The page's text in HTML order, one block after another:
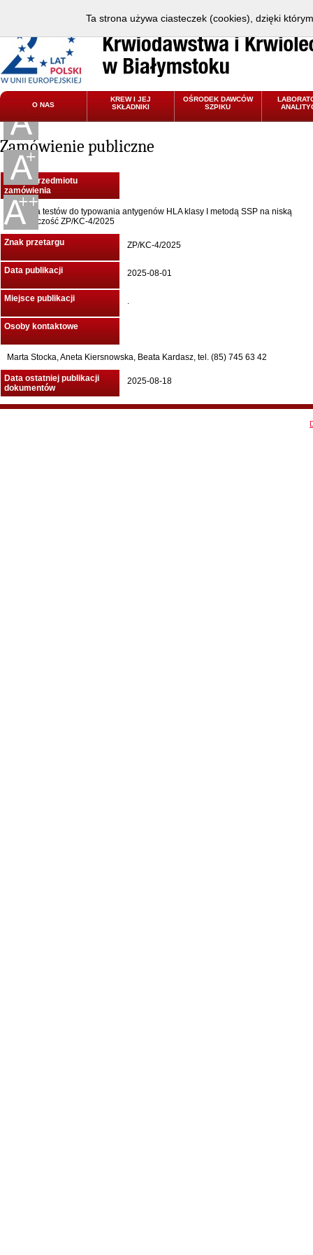
O NAS
KREW I JEJ
SKŁADNIKI
OŚRODEK DAWCÓW
SZPIKU
Zamówienie publiczne
Nazwa przedmiotu
zamówienia
Dostawa testów do typowania antygenów HLA klasy I metodą SSP na niską
rozdzielczość ZP/KC-4/2025
Znak przetargu ZP/KC-4/2025
Data publikacji 2025-08-01
Miejsce publikacji .
Osoby kontaktowe
Marta Stocka, Aneta Kiersnowska, Beata Kardasz, tel. (85) 745 63 42
Data ostatniej publikacji
dokumentów
2025-08-18
Ta strona używa ciasteczek (cookies), dzięki